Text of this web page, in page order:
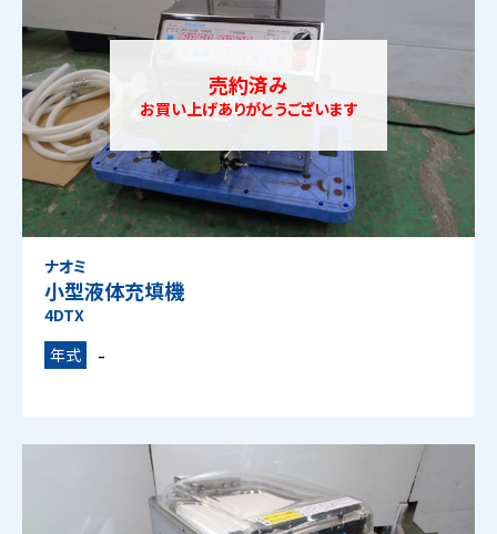
売約済み
お買い上げありがとうございます
ナオミ
小型液体充填機
4DTX
年式
-